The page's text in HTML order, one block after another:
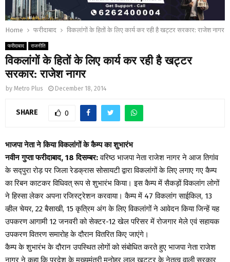
Home फरीदाबाद विकलांगों के हितों के लिए कार्य कर रही है खट्टर सरकार: राजेश नागर
फरीदाबाद राजनीति
विकलांगों के हितों के लिए कार्य कर रही है खट्टर
सरकार: राजेश नागर
by Metro Plus December 18, 2014
SHARE 0
भाजपा नेता ने किया विकलांगों के कैम्प का शुभारंभ
नवीन गुप्ताफरीदाबाद, 18 दिसम्बर:वरिष्ठ भाजपा नेता राजेश नागर ने आज तिगांव
के सद्पुरा रोड़ पर जिला रेडक्रास सोसायटी द्वारा विकलांगों के लिए लगाए गए कैम्प
का रिबन काटकर विधिवत् रूप से शुभारंभ किया। इस कैम्प में सैकड़ों विकलांग लोगों
ने हिस्सा लेकर अपना रजिस्ट्रेशन करवाया। कैम्प में 47 विकलांग साईकिल, 13
व्हील चेयर, 22 बैसाखी, 15 कृत्रिम अंग के लिए विकलांगों ने आवेदन किया जिन्हें यह
उपकरण आगामी 12 जनवरी को सेक्टर-12 खेल परिसर में रोजगार मेले एवं सहायक
उपकरण वितरण समारोह के दौरान वितरित किए जाएंगे।
कैम्प के शुभारंभ के दौरान उपस्थित लोगों को संबोधित करते हुए भाजपा नेता राजेश
नागर ने कहा कि प्रदेश के मुख्यमंत्री मनोहर लाल खट्टर के नेतृत्व वाली सरकार